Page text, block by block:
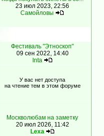
23 июл 2023, 22:56
Самойловы
Фестиваль "Этноскоп"
09 сен 2022, 14:40
Inta
У вас нет доступа
на чтение тем в этом форуме
Москволюбам на заметку
20 июл 2026, 11:42
Lexa